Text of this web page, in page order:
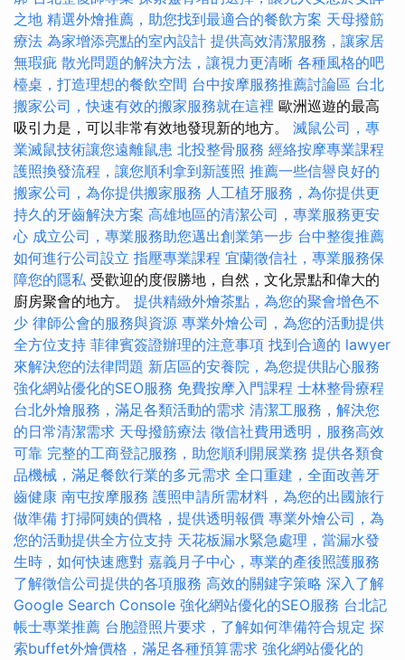
之地 精選外燴推薦，助您找到最適合的餐飲方案 天母撥筋
療法 為家增添亮點的室內設計 提供高效清潔服務，讓家居
無瑕疵 散光問題的解決方法，讓視力更清晰 各種風格的吧
檯桌，打造理想的餐飲空間 台中按摩服務推薦討論區 台北
搬家公司，快速有效的搬家服務就在這裡 歐洲巡遊的最高
吸引力是，可以非常有效地發現新的地方。 滅鼠公司，專
業滅鼠技術讓您遠離鼠患 北投整骨服務 經絡按摩專業課程
護照換發流程，讓您順利拿到新護照 推薦一些信譽良好的
搬家公司，為你提供搬家服務 人工植牙服務，為你提供更
持久的牙齒解決方案 高雄地區的清潔公司，專業服務更安
心 成立公司，專業服務助您邁出創業第一步 台中整復推薦
如何進行公司設立 指壓專業課程 宜蘭徵信社，專業服務保
障您的隱私 受歡迎的度假勝地，自然，文化景點和偉大的
廚房聚會的地方。 提供精緻外燴茶點，為您的聚會增色不
少 律師公會的服務與資源 專業外燴公司，為您的活動提供
全方位支持 菲律賓簽證辦理的注意事項 找到合適的 lawyer
來解決您的法律問題 新店區的安養院，為您提供貼心服務
強化網站優化的SEO服務 免費按摩入門課程 士林整骨療程
台北外燴服務，滿足各類活動的需求 清潔工服務，解決您
的日常清潔需求 天母撥筋療法 徵信社費用透明，服務高效
可靠 完整的工商登記服務，助您順利開展業務 提供各類食
品機械，滿足餐飲行業的多元需求 全口重建，全面改善牙
齒健康 南屯按摩服務 護照申請所需材料，為您的出國旅行
做準備 打掃阿姨的價格，提供透明報價 專業外燴公司，為
您的活動提供全方位支持 天花板漏水緊急處理，當漏水發
生時，如何快速應對 嘉義月子中心，專業的產後照護服務
了解徵信公司提供的各項服務 高效的關鍵字策略 深入了解
Google Search Console 強化網站優化的SEO服務 台北記
帳士專業推薦 台胞證照片要求，了解如何準備符合規定 探
索buffet外燴價格，滿足各種預算需求 強化網站優化的